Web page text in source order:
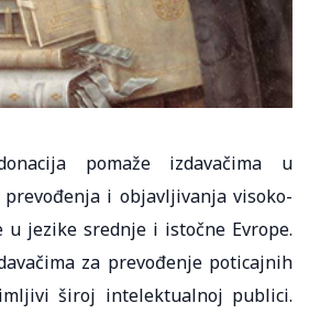
pomaže izdavačima u
i objavljivanja visoko-
jezike srednje i istočne Evrope.
za prevođenje poticajnih
široj intelektualnoj publici.